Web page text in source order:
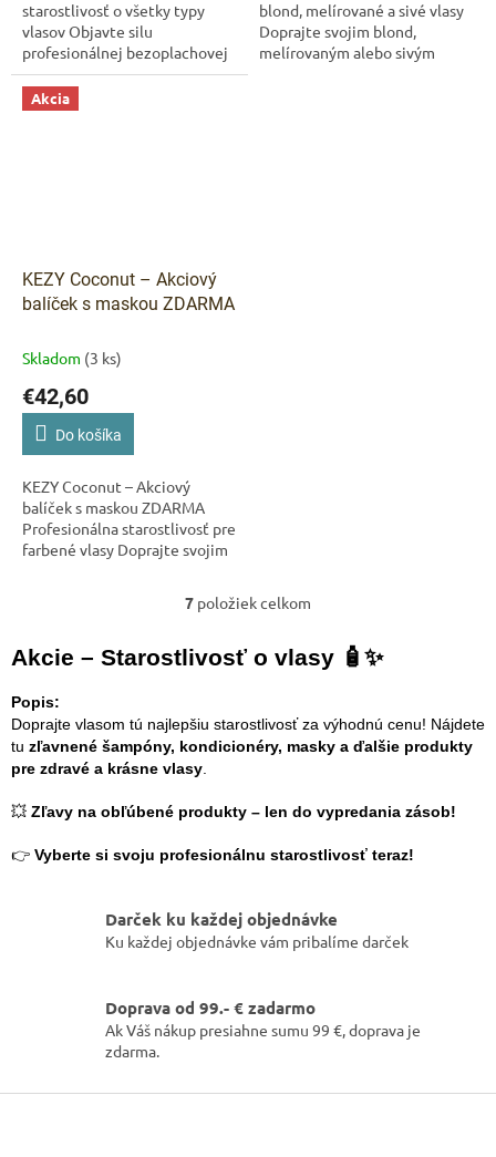
starostlivosť o všetky typy
vlasov Objavte silu
profesionálnej bezoplachovej
starostlivosti s KEZY Absolute
Spray Mask 18v1. Táto
multifunkčná maska v...
blond, melírované a sivé vlasy
Doprajte svojim blond,
melírovaným alebo sivým
Akcia
KEZY Coconut – Akciový
balíček s maskou ZDARMA
Skladom (3 ks)
€42,60
Do košíka
KEZY Coconut – Akciový
balíček s maskou ZDARMA
Profesionálna starostlivosť pre
farbené vlasy Doprajte svojim
O
l
a
c
i
r
k
ý
p
u
7 položiek celkom
Akcie – Starostlivosť o vlasy 🧴✨
Popis:
Doprajte vlasom tú najlepšiu starostlivosť za výhodnú cenu! Nájdete
tu zľavnené šampóny, kondicionéry, masky a ďalšie produkty
pre zdravé a krásne vlasy.
💥 Zľavy na obľúbené produkty – len do vypredania zásob!
👉 Vyberte si svoju profesionálnu starostlivosť teraz!
Darček ku každej objednávke
Ku každej objednávke vám pribalíme darček
Doprava od 99.- € zadarmo
Ak Váš nákup presiahne sumu 99 €, doprava je
zdarma.